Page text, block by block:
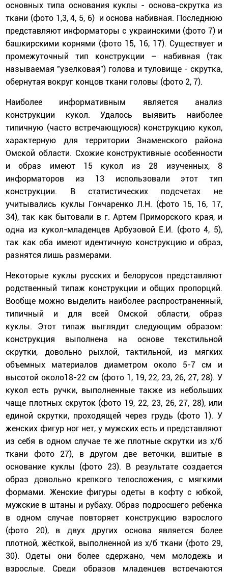
основных типа основания куклы - основа-скрутка из
ткани (фото 1,3, 4, 5, 6) и основа набивная. Последнюю
представляют информаторы с украинскими (фото 7) и
башкирскими корнями (фото 15, 16, 17). Существует и
промежуточный тип конструкции – набивная (так
называемая "узелковая") голова и туловище - скрутка,
обернутая вокруг концов ткани головы (фото 2, 7).
Наиболее информативным является анализ
конструкции кукол. Удалось выявить наиболее
типичную (часто встречающуюся) конструкцию кукол,
характерную для территории Знаменского района
Омской области. Схожие конструктивные особенности
и образ имеют 15 кукол из 28 изученных, 8
информаторов из 13 использовали этот тип
конструкции. В статистических подсчетах не
учитывались куклы Гончаренко Л.Н. (фото 15, 16, 17,
34), так как бытовали в г. Артем Приморского края, и
одна из кукол-младенцев Арбузовой Е.И. (фото 4, 5),
так как оба имеют идентичную конструкцию и образ,
разнятся лишь размерами.
Некоторые куклы русских и белорусов представляют
родственный типаж конструкции и общих пропорций.
Вообще можно выделить наиболее распространенный,
типичный и для всей Омской области, образ
куклы. Этот типаж выглядит следующим образом:
конструкция выполнена на основе текстильной
скрутки, довольно рыхлой, тактильной, из мягких
объемных материалов диаметром около 5-7 см и
высотой около18-22 см (фото 1, 19, 22, 23, 26, 27, 28). У
кукол есть ручки, выполненные также из небольших
чаще плотных скруток (фото 19, 22, 23, 26, 27, 28), или
единой скрутки, проходящей через грудь (фото 1). У
женских фигур ног нет, у мужских есть и представляют
из себя в одном случае те же плотные скрутки из х/б
ткани фото 27), в другом две веточки, вшитые в
основание куклы (фото 23). В результате создается
образ довольно крепкого телосложения, с мягкими
формами. Женские фигуры одеты в кофту с юбкой,
мужские в штаны и рубаху. Образ подросшего ребенка
в одном случае повторяет конструкцию взрослого
(фото 20), в двух других основа является более
плотной, жёсткой, выполненной из х/б ткани (фото 29,
30). Одеты они более сдержано, чем молодежь и
взрослые. Среди образов младенцев встречаются